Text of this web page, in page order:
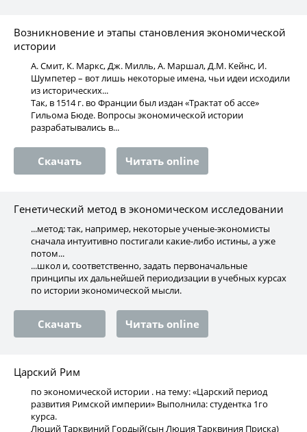
Возникновение и этапы становления экономической
истории
А. Смит, К. Маркс, Дж. Милль, А. Маршал, Д.М. Кейнс, И.
Шумпетер – вот лишь некоторые имена, чьи идеи исходили
из исторических...
Так, в 1514 г. во Франции был издан «Трактат об ассе»
Гильома Бюде. Вопросы экономической истории
разрабатывались в...
Скачать Читать online
Генетический метод в экономическом исследовании
...метод: так, например, некоторые ученые-экономисты
сначала интуитивно постигали какие-либо истины, а уже
потом...
...школ и, соответственно, задать первоначальные
принципы их дальнейшей периодизации в учебных курсах
по истории экономической мысли.
Скачать Читать online
Царский Рим
по экономической истории . на тему: «Царский период
развития Римской империи» Выполнила: студентка 1го
курса.
Люций Тарквиний Гордый(сын Люция Тарквиния Приска)